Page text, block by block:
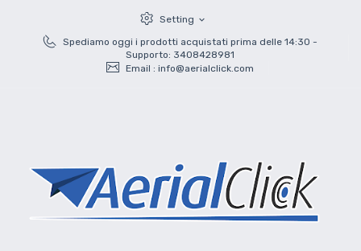
Setting expand_more
Spediamo oggi i prodotti acquistati prima delle 14:30 -
Supporto: 3408428981
Email : info@aerialclick.com